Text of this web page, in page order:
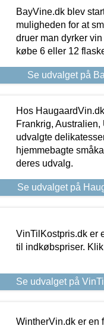
BayVine.dk blev
muligheden for at
druer man dyrker
købe 6 eller 12
Se udvalget på
Hos
Frankrig,
udvalgte
hjemmebagte
deres udvalg.
Se udvalget på
VinTilKostpris.dk er
til indkøbspriser.
Se udvalget på
WintherVin.dk er en